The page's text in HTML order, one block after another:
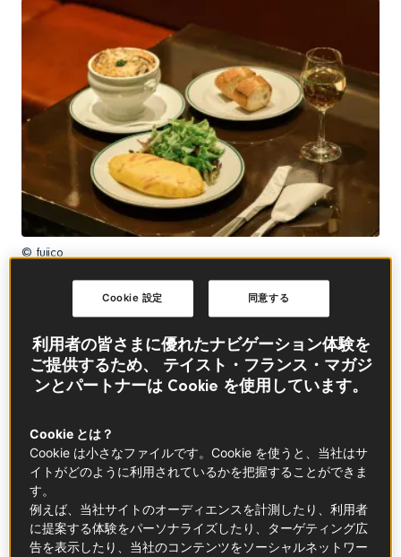
© fujico
気取らないフランスのカフェ文化を伝
1995年3月、東京・原宿にオープンしたカフェ「オーバ
カナル」は、当時の日本人に強烈なインパクトを与え
ました。まるで外国映画のようなクラシカルな雰囲気
がそこにはありました。黒いベストに白いタブリエの
ギャルソンが注文を取りにきて、テーブルで会計する
ことも、まだ日本にはなかった新しいシステムでし
た。流行の最先端を行くクリエイターやファッション
関係者など感度の高い人々がそこに集まり、当時は珍
しかったテラス席に座って、カフェオレを片手におし
利用者の皆さまに優れたナビゲーション体験を
ご提供するため、 テイスト・フランス・マガジ
ンとパートナーは Cookie を使用しています。
Cookie とは？
Cookie は小さなファイルです。Cookie を使うと、当社はサ
イトがどのように利用されているかを把握することができま
す。
例えば、当社サイトのオーディエンスを計測したり、利用者
に提案する体験をパーソナライズしたり、ターゲティング広
告を表示したり、当社のコンテンツをソーシャルネットワー
同意する
Cookie 設定